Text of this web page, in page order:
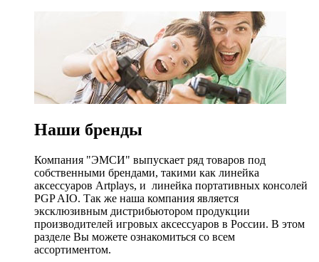
Наши бренды
Компания "ЭМСИ" выпускает ряд товаров под
собственными брендами, такими как линейка
аксессуаров Artplays, и линейка портативных консолей
PGP AIO. Так же наша компания является
эксклюзивным дистрибьютором продукции
производителей игровых аксессуаров в России. В этом
разделе Вы можете ознакомиться со всем
ассортиментом.